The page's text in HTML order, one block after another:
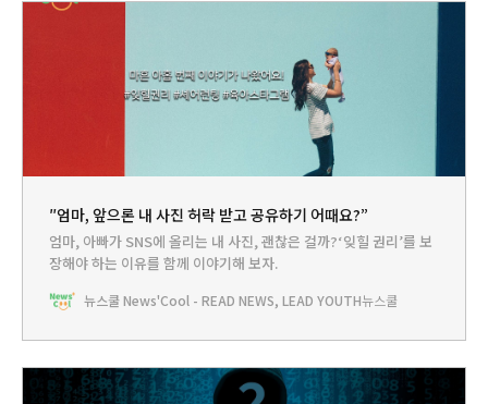
″엄마, 앞으론 내 사진 허락 받고 공유하기 어때요?”
엄마, 아빠가 SNS에 올리는 내 사진, 괜찮은 걸까?‘잊힐 권리’를 보
장해야 하는 이유를 함께 이야기해 보자.
뉴스쿨 News'Cool - READ NEWS, LEAD YOUTH뉴스쿨